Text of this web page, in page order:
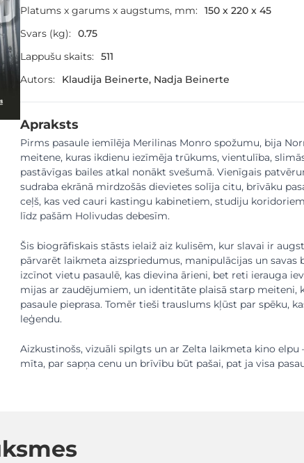
Platums x garums x augstums, mm:
150 x 220 x 45
Svars (kg):
0.75
Lappušu skaits:
511
Autors:
Klaudija Beinerte, Nadja Beinerte
Apraksts
Pirms pasaule iemīlēja Merilinas Monro spožumu, bija
meitene, kuras ikdienu iezīmēja trūkums, vientulība,
pastāvīgas bailes atkal nonākt svešumā. Vienīgais
sudraba ekrānā mirdzošās dievietes solīja citu, brīvāku
ceļš, kas ved cauri kastingu kabinetiem, studiju
līdz pašām Holivudas debesīm.
Šis biogrāfiskais stāsts ielaiž aiz kulisēm, kur slavai ir
pārvarēt laikmeta aizspriedumus, manipulācijas un savas
izcīnot vietu pasaulē, kas dievina ārieni, bet reti ierauga
mijas ar zaudējumiem, un identitāte plaisā starp meiteni,
pasaule pieprasa. Tomēr tieši trauslums kļūst par spēku,
leģendu.
Aizkustinošs, vizuāli spilgts un ar Zelta laikmeta kino
mīta, par sapņa cenu un brīvību būt pašai, pat ja visa